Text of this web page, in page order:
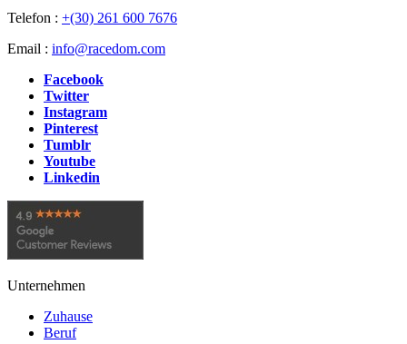
Telefon : +(30) 261 600 7676
Email : info@racedom.com
Facebook
Twitter
Instagram
Pinterest
Tumblr
Youtube
Linkedin
Unternehmen
Zuhause
Beruf